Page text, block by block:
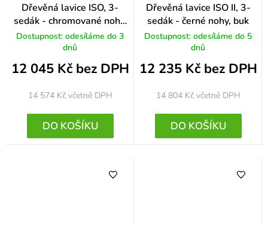
Dřevěná lavice ISO, 3-
sedák - chromované nohy,
buk
Dostupnost: odesíláme do 3
dnů
12 045 Kč bez DPH
14 574 Kč včetně DPH
DO KOŠÍKU
Dřevěná lavice ISO II, 3-
sedák - černé nohy, buk
Dostupnost: odesíláme do 5
dnů
12 235 Kč bez DPH
14 804 Kč včetně DPH
DO KOŠÍKU